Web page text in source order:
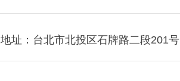
地址：台北市北投区石牌路二段201号